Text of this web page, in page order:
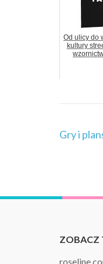
Od ulicy do
kultury
Gry i
ZOBACZ